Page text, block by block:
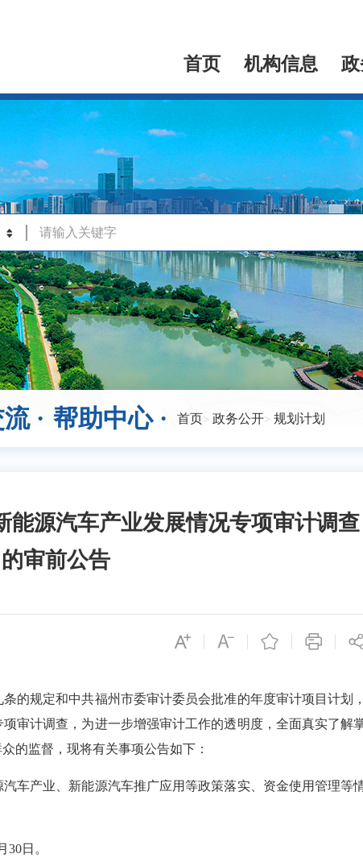
首页 机构信息
· 帮助中心 · 首页 政务公开 规划计划
能源汽车产业发展情况专项审计调查
的审前公告
规定和中共福州市委审计委员会批准的年度审计项目计划
审计调查，为进一步增强审计工作的透明度，全面真实了解
的监督，现将有关事项公告如下：
产业、新能源汽车推广应用等政策落实、资金使用管理等
日。